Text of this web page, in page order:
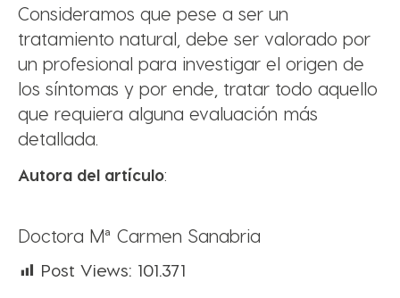
Consideramos que pese a ser un
tratamiento natural, debe ser valorado por
un profesional para investigar el origen de
los síntomas y por ende, tratar todo aquello
que requiera alguna evaluación más
detallada.
Autora del artículo:
Doctora Mª Carmen Sanabria
Post Views: 101.371